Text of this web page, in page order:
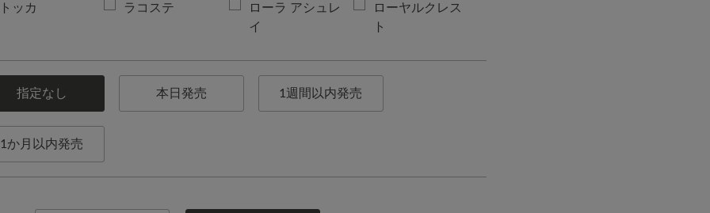
ッカ ラコステ
ローラ アシュレ
イ
ローヤルクレス
ト
指定なし 本日発売 1週間以内発売
1か月以内発売